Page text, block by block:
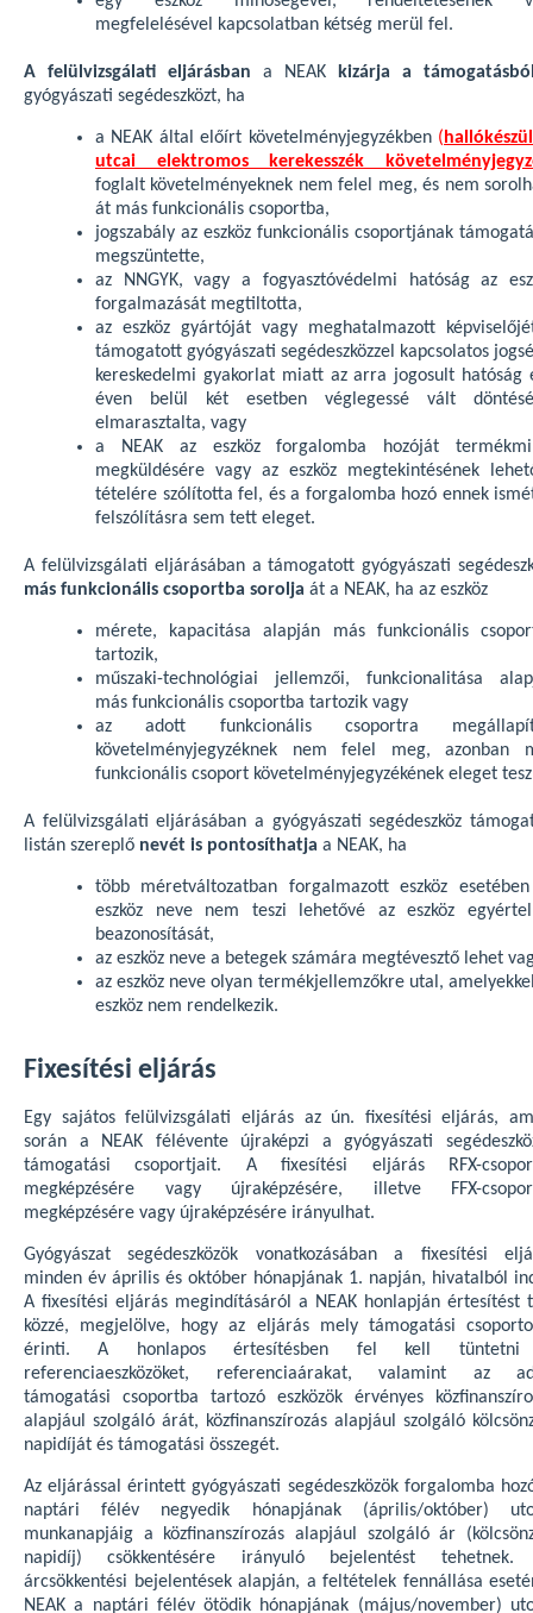
megfelelésével kapcsolatban kétség merül fel.
A felülvizsgálati eljárásban a NEAK
kizárja a
gyógyászati segédeszközt, ha
a NEAK által előírt követelményjegyzékben (
utcai elektromos kerekesszék
foglalt követelményeknek nem felel meg, és nem
át más funkcionális csoportba,
jogszabály az eszköz funkcionális csoportjának
megszüntette,
az NNGYK, vagy a fogyasztóvédelmi hatóság az
forgalmazását megtiltotta,
az eszköz gyártóját vagy meghatalmazott
támogatott gyógyászati segédeszközzel kapcsolatos
kereskedelmi gyakorlat miatt az arra jogosult hatóság
éven belül két esetben véglegessé vált
elmarasztalta, vagy
a NEAK az eszköz forgalomba hozóját
megküldésére vagy az eszköz megtekintésének
tételére szólította fel, és a forgalomba hozó ennek
felszólításra sem tett eleget.
A felülvizsgálati eljárásában a támogatott gyógyászati
más funkcionális csoportba sorolja át a NEAK, ha az eszköz
mérete, kapacitása alapján más funkcionális
tartozik,
műszaki-technológiai jellemzői, funkcionalitása
más funkcionális csoportba tartozik vagy
az adott funkcionális csoportra
követelményjegyzéknek nem felel meg, azonban
funkcionális csoport követelményjegyzékének eleget
A felülvizsgálati eljárásában a gyógyászati segédeszköz
listán szereplő nevét is pontosíthatja a NEAK, ha
több méretváltozatban forgalmazott eszköz
eszköz neve nem teszi lehetővé az eszköz
beazonosítását,
az eszköz neve a betegek számára megtévesztő lehet
az eszköz neve olyan termékjellemzőkre utal,
eszköz nem rendelkezik.
Fixesítési eljárás
Egy sajátos felülvizsgálati eljárás az ún. fixesítési eljárás,
során a NEAK félévente újraképzi a gyógyászati
támogatási csoportjait. A fixesítési eljárás RFX-
megképzésére vagy újraképzésére, illetve FFX-
megképzésére vagy újraképzésére irányulhat.
Gyógyászat segédeszközök vonatkozásában a fixesítési
minden év április és október hónapjának 1. napján, hivatalból
A fixesítési eljárás megindításáról a NEAK honlapján értesítést
közzé, megjelölve, hogy az eljárás mely támogatási
érinti. A honlapos értesítésben fel kell
referenciaeszközöket, referenciaárakat, valamint az
támogatási csoportba tartozó eszközök érvényes
alapjául szolgáló árát, közfinanszírozás alapjául szolgáló
napidíját és támogatási összegét.
Az eljárással érintett gyógyászati segédeszközök forgalomba
naptári félév negyedik hónapjának (április/október)
munkanapjáig a közfinanszírozás alapjául szolgáló ár
napidíj) csökkentésére irányuló bejelentést tehetnek.
árcsökkentési bejelentések alapján, a feltételek fennállása
NEAK a naptári félév ötödik hónapjának (május/november)